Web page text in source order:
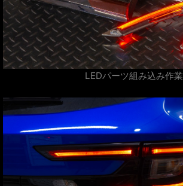
LEDパーツ組み込み作業